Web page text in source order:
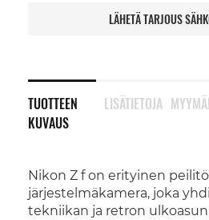
LÄHETÄ TARJOUS
TUOTTEEN
KUVAUS
Nikon Z f on erityinen
järjestelmäkamera, joka
tekniikan ja retron
LISÄTIETOJA